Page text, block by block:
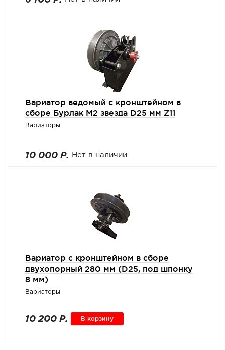
Вариатор ведомый с кронштейном в
сборе Бурлак М2 звезда D25 мм Z11
Вариаторы
10 000 Р. Нет в наличии
Вариатор с кронштейном в сборе
двухопорный 280 мм (D25, под шпонку
8 мм)
Вариаторы
10 200 Р. В корзину